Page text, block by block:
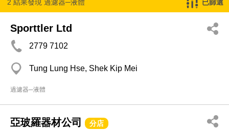
2 結果發現 過濾器─液體 已篩選
Sporttler Ltd
2779 7102
Tung Lung Hse, Shek Kip Mei
過濾器─液體
亞玻羅器材公司 分店